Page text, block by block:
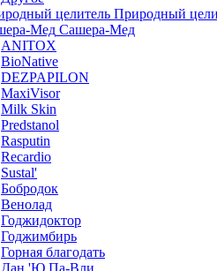
Природный
Сашера-Мед
ANITOX
BioNative
DEZPAPILON
MaxiVisor
Milk Skin
Predstanol
Rasputin
Recardio
Sustal'
Бобродок
Венолад
Годжидоктор
Годжимбирь
Горная благодать
Дан 'Ю Па-Вли